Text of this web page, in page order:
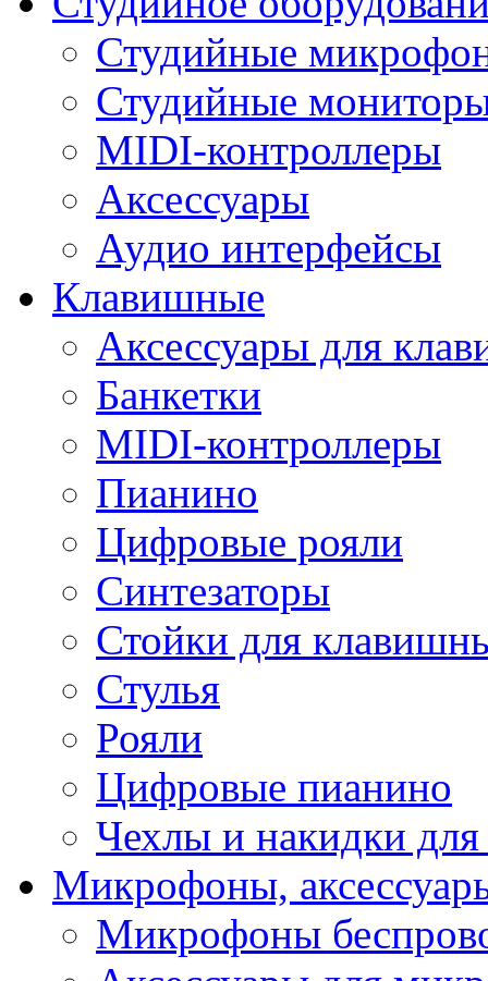
Студийные
Студийные
MIDI-контроллеры
Аксессуары
Аудио интерфейсы
Клавишные
Аксессуары для
Банкетки
MIDI-контроллеры
Пианино
Цифровые рояли
Синтезаторы
Стойки для
Стулья
Рояли
Цифровые пианино
Чехлы и накидки
Микрофоны,
Микрофоны